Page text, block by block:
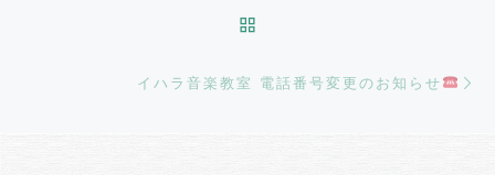
イハラ音楽教室 電話番号変更のお知らせ